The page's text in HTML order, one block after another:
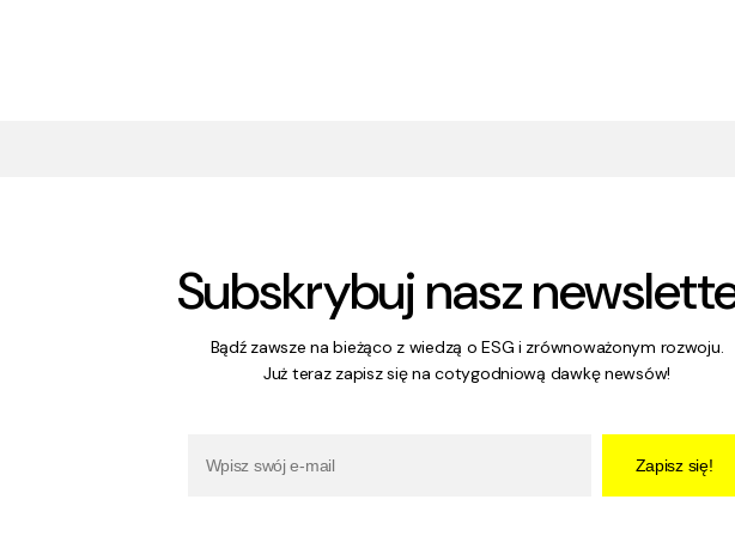
Subskrybuj nasz
Bądź zawsze na bieżąco z wiedzą o ESG i zrównoważonym rozwoju.
Już teraz zapisz się na cotygodniową dawkę newsów!
Zapisz się!